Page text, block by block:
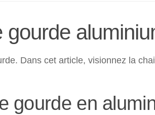
gourde
Dans cet article, visionnez la
gourde en